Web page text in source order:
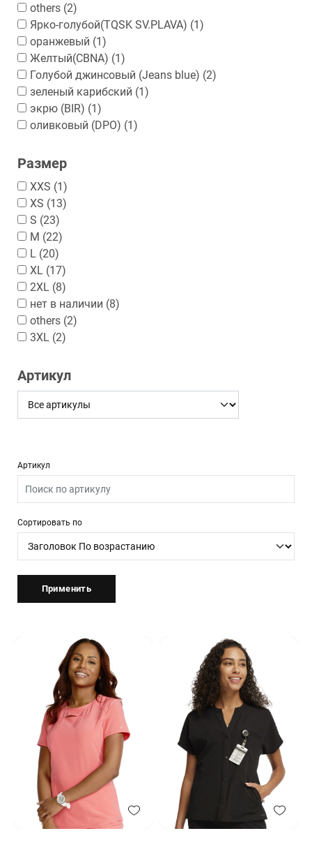
others (2)
Ярко-голубой(TQSK SV.PLAVA) (1)
оранжевый (1)
Желтый(CBNA) (1)
Голубой джинсовый (Jeans blue) (2)
зеленый карибский (1)
экрю (BIR) (1)
оливковый (DPO) (1)
Размер
XХS (1)
XS (13)
S (23)
M (22)
L (20)
XL (17)
2XL (8)
нет в наличии (8)
others (2)
3XL (2)
Артикул
Артикул
Сортировать по